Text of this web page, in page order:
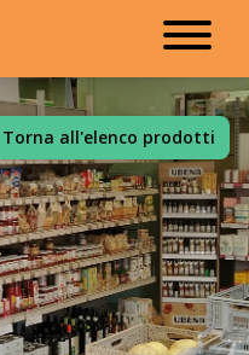
Torna all'elenco prodotti